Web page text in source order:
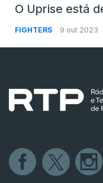
O Uprise está
FIGHTERS 9 out 2023